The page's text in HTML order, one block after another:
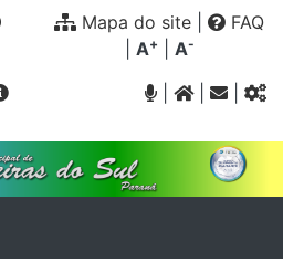
Mapa do site
FAQ
A+ A-
|